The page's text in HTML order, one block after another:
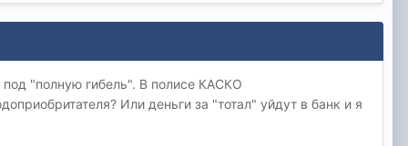
"полную гибель". В полисе КАСКО
Или деньги за "тотал" уйдут в банк и я